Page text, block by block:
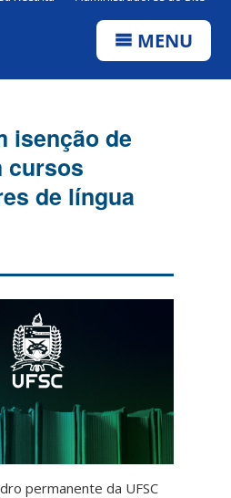
MENU
isenção de
cursos
de língua
permanente da UFSC